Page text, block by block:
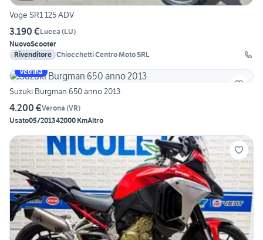
Voge SR1 125 ADV
3.190 €Lucca (LU)
NuovoScooter
Rivenditore Chiocchetti Centro Moto SRL
Vetrina
Suzuki Burgman 650 anno 2013
4.200 €Verona (VR)
Usato05/201342000 KmAltro